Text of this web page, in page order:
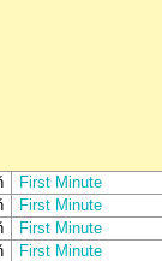
First Minute
First Minute
First Minute
First Minute